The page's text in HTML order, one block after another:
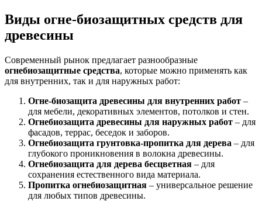
Виды огне-биозащитных средств для
древесины
Современный рынок предлагает разнообразные
огнебиозащитные средства, которые можно применять как
для внутренних, так и для наружных работ:
Огне-биозащита древесины для внутренних работ –
для мебели, декоративных элементов, потолков и стен.
Огнебиозащита древесины для наружных работ – для
фасадов, террас, беседок и заборов.
Огнебиозащита грунтовка-пропитка для дерева – для
глубокого проникновения в волокна древесины.
Огнебиозащита для дерева бесцветная – для
сохранения естественного вида материала.
Пропитка огнебиозащитная – универсальное решение
для любых типов древесины.